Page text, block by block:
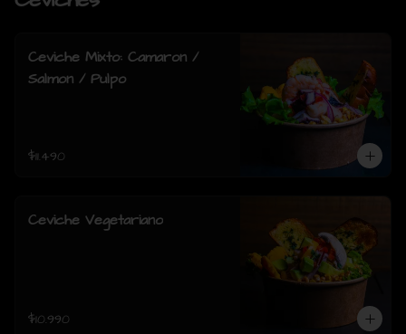
Ceviche Mixto: Camaron /
Salmon / Pulpo
$11.490
Ceviche Vegetariano
$10.990